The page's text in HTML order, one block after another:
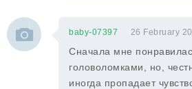
baby-07397 26 February
Сначала мне
головоломками, но,
иногда пропадает